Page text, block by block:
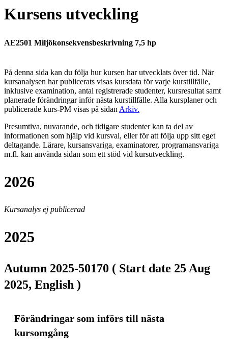
Kursens utveckling
AE2501 Miljökonsekvensbeskrivning 7,5 hp
På denna sida kan du följa hur kursen har utvecklats över tid. När
kursanalysen har publicerats visas kursdata för varje kurstillfälle,
inklusive examination, antal registrerade studenter, kursresultat samt
planerade förändringar inför nästa kurstillfälle. Alla kursplaner och
publicerade kurs-PM visas på sidan Arkiv.
Presumtiva, nuvarande, och tidigare studenter kan ta del av
informationen som hjälp vid kursval, eller för att följa upp sitt eget
deltagande. Lärare, kursansvariga, examinatorer, programansvariga
m.fl. kan använda sidan som ett stöd vid kursutveckling.
2026
Kursanalys ej publicerad
2025
Autumn 2025-50170 ( Start date 25 Aug
2025, English )
Förändringar som införs till nästa
kursomgång